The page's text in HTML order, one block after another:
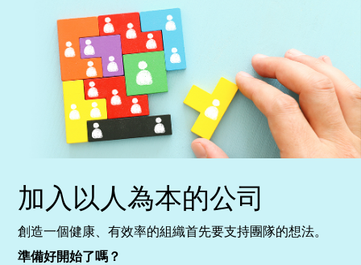
加入以人為本的公司
創造一個健康、有效率的組織首先要支持團隊的想法。
準備好開始了嗎？